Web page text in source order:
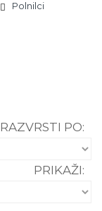
Polnilci
RAZVRSTI PO:
PRIKAŽI: